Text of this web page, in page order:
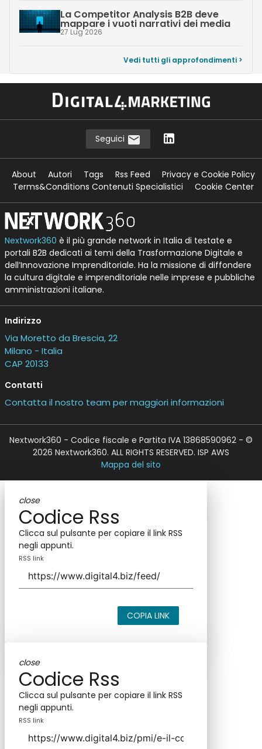
La Competitor Analysis B2B deve
mappare i vuoti narrativi dei media
27 Lug 2026
Vedi tutti gli approfondimenti >
Seguici
About Autori Tags Rss Feed
Privacy e Cookie Policy
Terms&Conditions Contenuti Specialistici
Cookie Center
Nextwork360 è il più grande network in Italia di testate e
portali B2B dedicati ai temi della Trasformazione Digitale e
dell’Innovazione Imprenditoriale. Ha la missione di diffondere
la cultura digitale e imprenditoriale nelle imprese e pubbliche
amministrazioni italiane.
Indirizzo
Via Moretto da Brescia, 22
Milano - Italia
CAP 20133
Contatti
Contatta il nostro team per maggiori informazioni
Nextwork360 - Codice fiscale e Partita IVA 13868590962 - ©
2026 Nextwork360. ALL RIGHTS RESERVED. ISP AWS
Mappa del sito
close
Codice Rss
Clicca sul pulsante per copiare il link RSS
negli appunti.
RSS link
COPIA LINK
close
Codice Rss
Clicca sul pulsante per copiare il link RSS
negli appunti.
RSS link